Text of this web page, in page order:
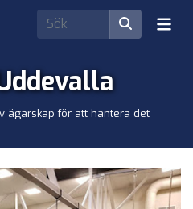
ägarskap för att hantera det